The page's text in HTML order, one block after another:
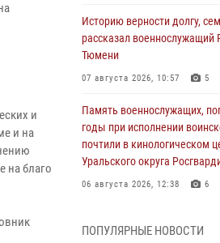
и
и на
на благо
Историю верности долгу,
рассказал военнослужащий
Тюмени
07 августа 2026, 10:57 5
Память военнослужащих,
годы при исполнении
почтили в кинологическом
Уральского округа
06 августа 2026, 12:38 6
знакомят детей со своей
ПОПУЛЯРНЫЕ НОВОСТИ